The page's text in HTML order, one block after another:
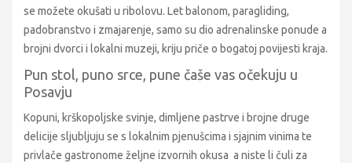
se možete okušati u ribolovu. Let balonom, paragliding,
padobranstvo i zmajarenje, samo su dio adrenalinske ponude a
brojni dvorci i lokalni muzeji, kriju priče o bogatoj povijesti kraja.
Pun stol, puno srce, pune čaše vas očekuju u
Posavju
Kopuni, krškopoljske svinje, dimljene pastrve i brojne druge
delicije sljubljuju se s lokalnim pjenušcima i sjajnim vinima te
privlače gastronome željne izvornih okusa a niste li čuli za